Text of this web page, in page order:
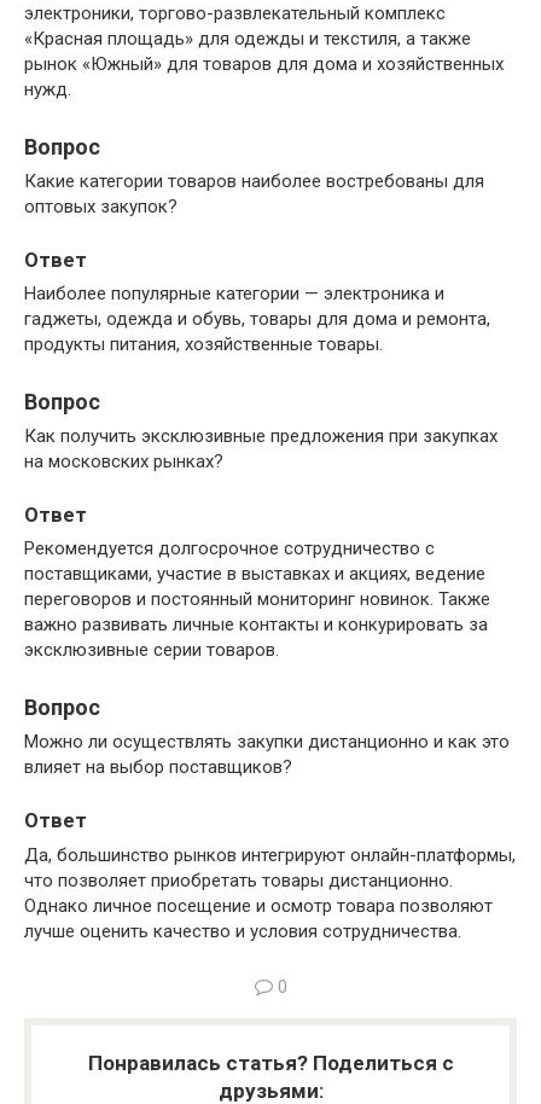
электроники, торгово-развлекательный комплекс
«Красная площадь» для одежды и текстиля, а также
рынок «Южный» для товаров для дома и хозяйственных
нужд.
Вопрос
Какие категории товаров наиболее востребованы для
оптовых закупок?
Ответ
Наиболее популярные категории — электроника и
гаджеты, одежда и обувь, товары для дома и ремонта,
продукты питания, хозяйственные товары.
Вопрос
Как получить эксклюзивные предложения при закупках
на московских рынках?
Ответ
Рекомендуется долгосрочное сотрудничество с
поставщиками, участие в выставках и акциях, ведение
переговоров и постоянный мониторинг новинок. Также
важно развивать личные контакты и конкурировать за
эксклюзивные серии товаров.
Вопрос
Можно ли осуществлять закупки дистанционно и как это
влияет на выбор поставщиков?
Ответ
Да, большинство рынков интегрируют онлайн-платформы,
что позволяет приобретать товары дистанционно.
Однако личное посещение и осмотр товара позволяют
лучше оценить качество и условия сотрудничества.
0
Понравилась статья? Поделиться с
друзьями: